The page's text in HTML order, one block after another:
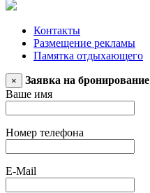
Контакты
Размещение рекламы
Памятка отдыхающего
×
Заявка на бронирование
Ваше имя
Номер телефона
E-Mail